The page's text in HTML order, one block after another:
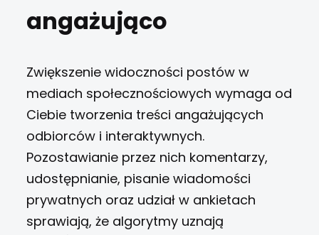
angażująco
Zwiększenie widoczności postów w
mediach społecznościowych wymaga od
Ciebie tworzenia treści angażujących
odbiorców i interaktywnych.
Pozostawianie przez nich komentarzy,
udostępnianie, pisanie wiadomości
prywatnych oraz udział w ankietach
sprawiają, że algorytmy uznają